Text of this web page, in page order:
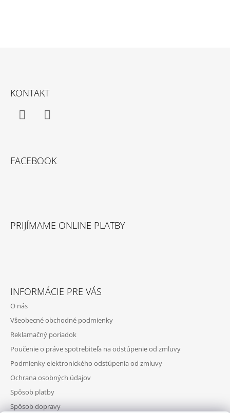
KONTAKT
FACEBOOK
PRIJÍMAME ONLINE PLATBY
INFORMÁCIE PRE VÁS
O nás
Všeobecné obchodné podmienky
Reklamačný poriadok
Poučenie o práve spotrebiteľa na odstúpenie od zmluvy
Podmienky elektronického odstúpenia od zmluvy
Ochrana osobných údajov
Spôsob platby
Spôsob dopravy